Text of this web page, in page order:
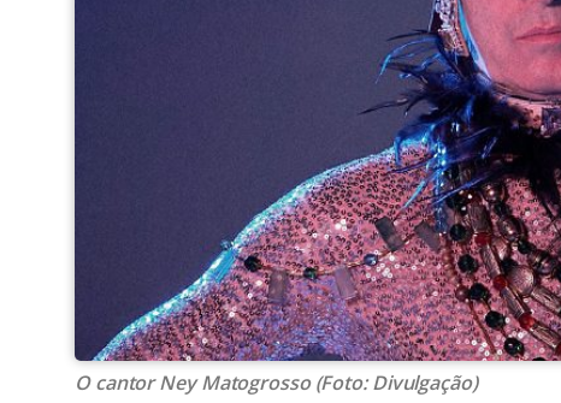
O cantor Ney Matogrosso (Foto: Divulgação)